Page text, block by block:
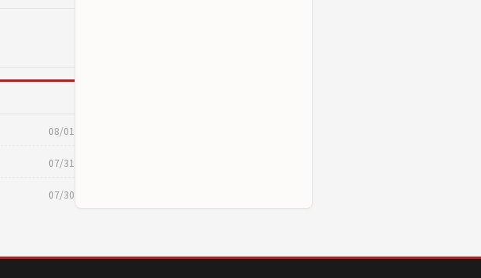
08/01
07/31
07/30